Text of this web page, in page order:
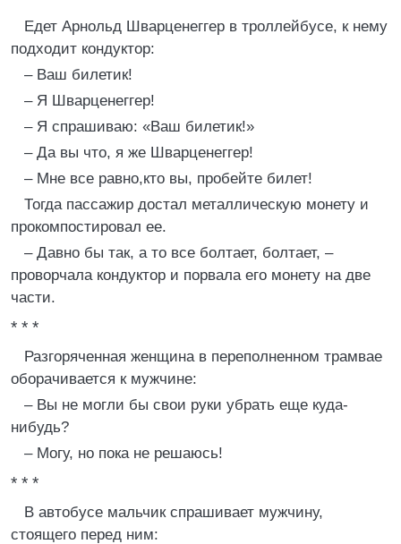
Едет Арнольд Шварценеггер в троллейбусе, к нему
подходит кондуктор:
– Ваш билетик!
– Я Шварценеггер!
– Я спрашиваю: «Ваш билетик!»
– Да вы что, я же Шварценеггер!
– Мне все равно,кто вы, пробейте билет!
Тогда пассажир достал металлическую монету и
прокомпостировал ее.
– Давно бы так, а то все болтает, болтает, –
проворчала кондуктор и порвала его монету на две
части.
* * *
Разгоряченная женщина в переполненном трамвае
оборачивается к мужчине:
– Вы не могли бы свои руки убрать еще куда-
нибудь?
– Могу, но пока не решаюсь!
* * *
В автобусе мальчик спрашивает мужчину,
стоящего перед ним: